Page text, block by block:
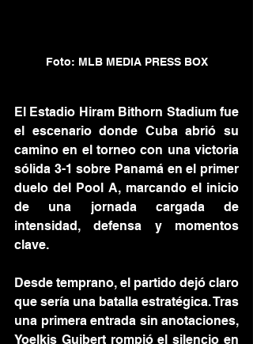
Foto: MLB MEDIA PRESS BOX
El Estadio Hiram Bithorn Stadium fue
el escenario donde Cuba abrió su
camino en el torneo con una victoria
sólida 3-1 sobre Panamá en el primer
duelo del Pool A, marcando el inicio
de una jornada cargada de
intensidad, defensa y momentos
clave.
Desde temprano, el partido dejó claro
que sería una batalla estratégica. Tras
una primera entrada sin anotaciones,
Yoelkis Guibert rompió el silencio en